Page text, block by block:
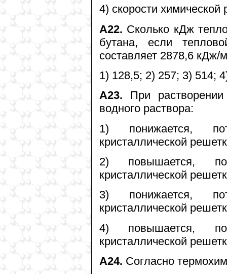
4) скорости химической
А22. Сколько кДж
бутана, если
составляет 2878,6 кДж/
1) 128,5; 2) 257; 3) 514;
А23. При
водного раствора:
1) понижается,
кристаллической
2) повышается,
кристаллической
3) понижается,
кристаллической
4) повышается,
кристаллической
А24. Согласно